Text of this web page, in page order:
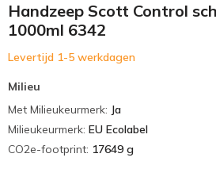
Handzeep Scott Control
1000ml 6342
Levertijd 1-5 werkdagen
Milieu
Met Milieukeurmerk: Ja
Milieukeurmerk: EU Ecolabel
CO2e-footprint: 17649 g